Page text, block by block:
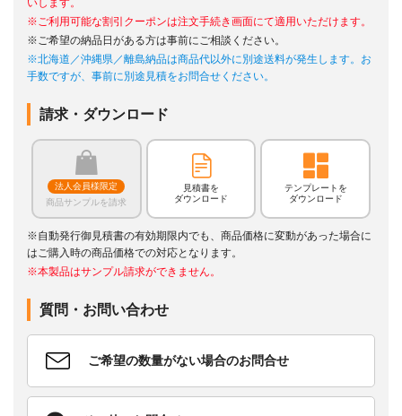
※ご利用可能な割引クーポンは注文手続き画面にて適用いただけます。
※ご希望の納品日がある方は事前にご相談ください。
※北海道／沖縄県／離島納品は商品代以外に別途送料が発生します。お
手数ですが、事前に別途見積をお問合せください。
請求・ダウンロード
法人会員様限定
商品サンプルを請求
見積書を
ダウンロード
テンプレートを
ダウンロード
※自動発行御見積書の有効期限内でも、商品価格に変動があった場合に
はご購入時の商品価格での対応となります。
※本製品はサンプル請求ができません。
質問・お問い合わせ
ご希望の数量がない場合のお問合せ